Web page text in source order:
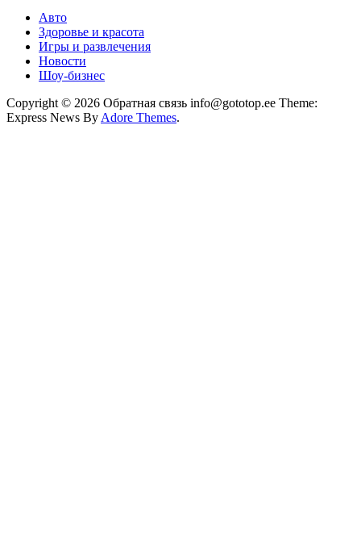
Авто
Здоровье и красота
Игры и развлечения
Новости
Шоу-бизнес
Copyright © 2026 Обратная связь info@gototop.ee Theme:
Express News By Adore Themes.